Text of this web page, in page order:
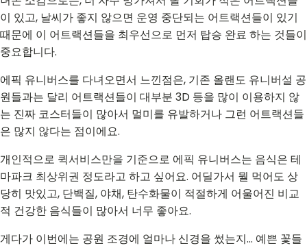
이 있고, 날씨가 좋지 않으면 운영 중단되는 어트랙션들이 있기
때문에 이 어트랙션들을 최우선으로 먼저 탑승 완료 하는 것들이
중요합니다.
에픽 유니버스를 다녀오면서 느낀점은, 기존 올랜도 유니버설 공
원들과는 달리 어트랙션들이 대부분 3D 등을 많이 이용하지 않
는 진짜 코스터들이 많아서 멀미를 유발하거나 그런 어트랙션들
은 많지 않다는 점이에요.
개인적으로 퀵서비스만을 기준으로 에픽 유니버스는 음식은 테
마파크 최상위권 정도라고 하고 싶어요. 어딜가서 뭘 먹어도 상
당히 맛있고, 단백질, 야채, 탄수화물이 적절하게 어울어진 비교
적 건강한 음식들이 많아서 너무 좋아요.
게다가 이번에는 공원 조경에 얼마나 신경을 썼는지... 예쁜 꽃들